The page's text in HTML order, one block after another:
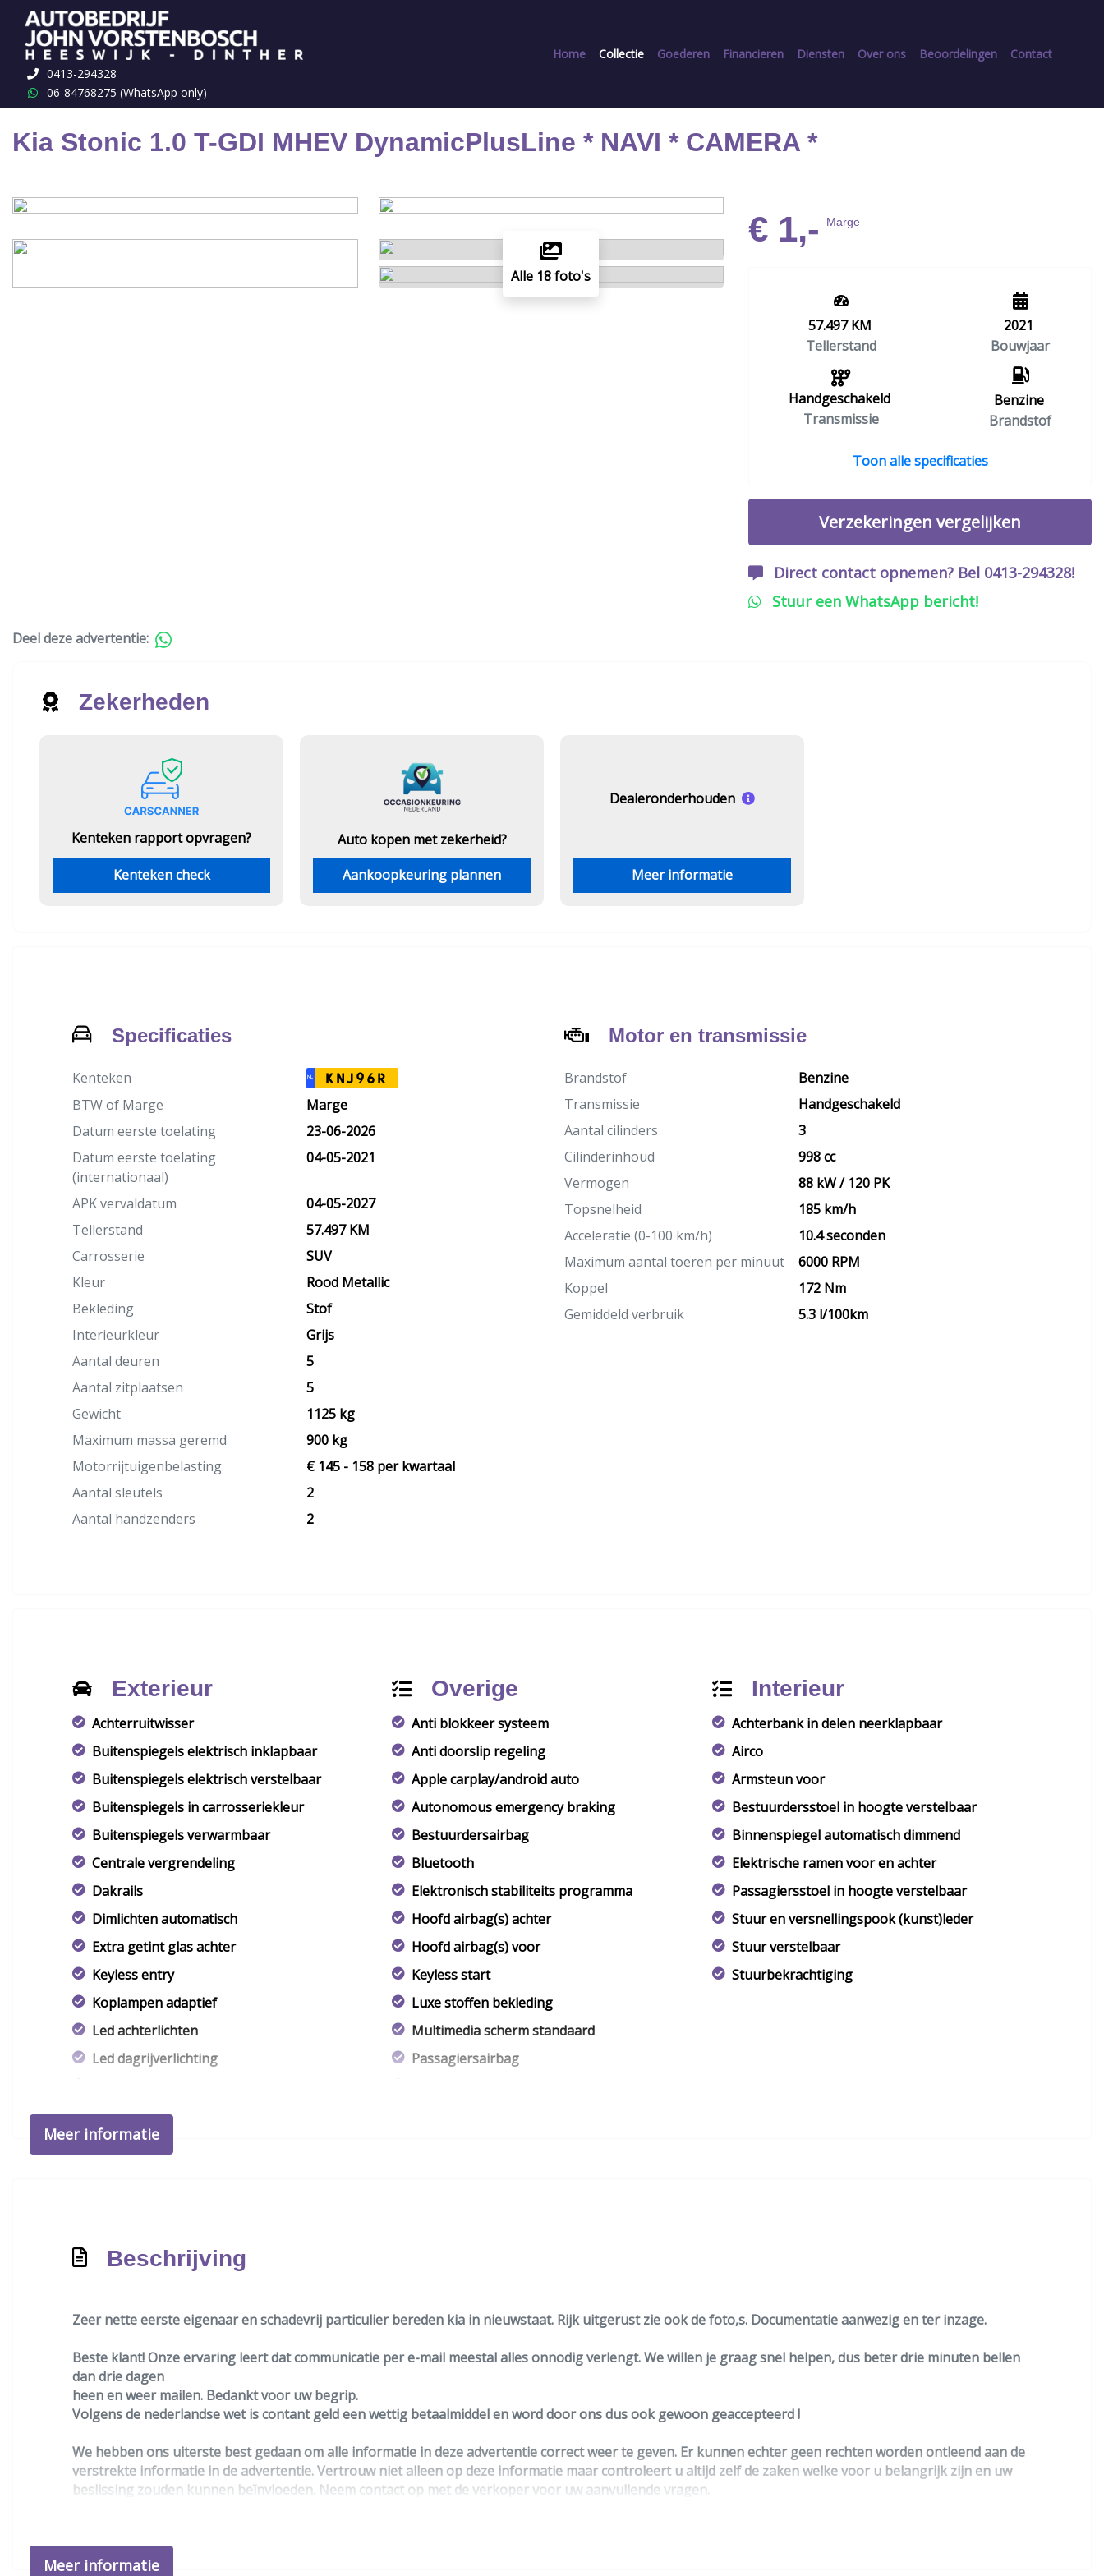
0413-294328
06-84768275 (WhatsApp only)
Home Collectie Goederen Financieren Diensten Over ons Beoordelingen Contact
Terug naar overzicht
Kia Stonic 1.0 T-GDI MHEV DynamicPlusLine * NAVI * CAMERA *
Alle 18 foto's
€ 1,- Marge
57.497 KM
Tellerstand
Handgeschakeld
Transmissie
2021
Bouwjaar
Benzine
Brandstof
Toon alle specificaties
Verzekeringen vergelijken
Direct contact opnemen? Bel 0413-294328!
Stuur een WhatsApp bericht!
Deel deze advertentie:
Zekerheden
Kenteken rapport opvragen?
Kenteken check
Auto kopen met zekerheid?
Aankoopkeuring plannen
Dealeronderhouden
Meer informatie
Specificaties
Kenteken NL KNJ96R
BTW of Marge
Marge
Datum eerste toelating
23-06-2026
Datum eerste toelating
(internationaal)
04-05-2021
APK vervaldatum
04-05-2027
Tellerstand
57.497 KM
Carrosserie
SUV
Kleur
Rood Metallic
Bekleding
Stof
Interieurkleur
Grijs
Aantal deuren
5
Aantal zitplaatsen
5
Gewicht
1125 kg
Maximum massa geremd
900 kg
Motorrijtuigenbelasting
€ 145 - 158 per kwartaal
Aantal sleutels
2
Aantal handzenders
2
Motor en transmissie
Brandstof
Benzine
Transmissie
Handgeschakeld
Aantal cilinders
3
Cilinderinhoud
998 cc
Vermogen
88 kW / 120 PK
Topsnelheid
185 km/h
Acceleratie (0-100 km/h)
10.4 seconden
Maximum aantal toeren per minuut
6000 RPM
Koppel
172 Nm
Gemiddeld verbruik
5.3 l/100km
Exterieur
Achterruitwisser
Buitenspiegels elektrisch inklapbaar
Buitenspiegels elektrisch verstelbaar
Buitenspiegels in carrosseriekleur
Buitenspiegels verwarmbaar
Centrale vergrendeling
Dakrails
Dimlichten automatisch
Extra getint glas achter
Keyless entry
Koplampen adaptief
Led achterlichten
Led dagrijverlichting
Metaalkleur
Mistlampen voor
Overige
Anti blokkeer systeem
Anti doorslip regeling
Apple carplay/android auto
Autonomous emergency braking
Bestuurdersairbag
Bluetooth
Elektronisch stabiliteits programma
Hoofd airbag(s) achter
Hoofd airbag(s) voor
Keyless start
Luxe stoffen bekleding
Multimedia scherm standaard
Passagiersairbag
Interieur
Achterbank in delen neerklapbaar
Airco
Armsteun voor
Bestuurdersstoel in hoogte verstelbaar
Binnenspiegel automatisch dimmend
Elektrische ramen voor en achter
Passagiersstoel in hoogte verstelbaar
Stuur en versnellingspook (kunst)leder
Stuur verstelbaar
Stuurbekrachtiging
Meer informatie
Beschrijving
Zeer nette eerste eigenaar en schadevrij particulier bereden kia in nieuwstaat. Rijk uitgerust zie ook de foto,s. Documentatie aanwezig en ter inzage.
Beste klant! Onze ervaring leert dat communicatie per e-mail meestal alles onnodig verlengt. We willen je graag snel helpen, dus beter drie minuten bellen
dan drie dagen
heen en weer mailen. Bedankt voor uw begrip.
Volgens de nederlandse wet is contant geld een wettig betaalmiddel en word door ons dus ook gewoon geaccepteerd !
We hebben ons uiterste best gedaan om alle informatie in deze advertentie correct weer te geven. Er kunnen echter geen rechten worden ontleend aan de
verstrekte informatie in de advertentie. Vertrouw niet alleen op deze informatie maar controleert u altijd zelf de zaken welke voor u belangrijk zijn en uw
beslissing zouden kunnen beïnvloeden. Neem contact op met de verkoper voor uw aanvullende vragen.
Meer informatie